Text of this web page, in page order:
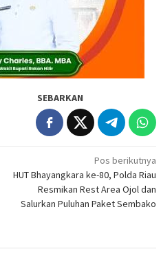
SEBARKAN
Pos berikutnya
HUT Bhayangkara ke-80, Polda Riau
Resmikan Rest Area Ojol dan
Salurkan Puluhan Paket Sembako